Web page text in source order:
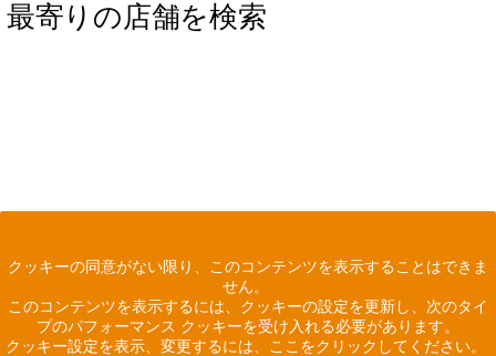
最寄りの店舗を検索
クッキーの同意がない限り、このコンテンツを表示することはできま
せん。
このコンテンツを表示するには、クッキーの設定を更新し、次のタイ
プのパフォーマンス クッキーを受け入れる必要があります。
クッキー設定を表示、変更するには、ここをクリックしてください。